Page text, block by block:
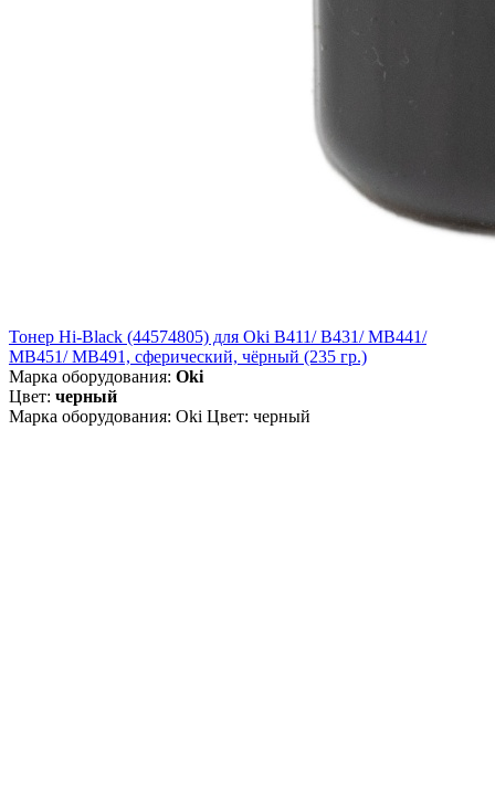
Тонер Hi-Black (44574805) для Oki B411/ B431/ MB441/
MB451/ MB491, сферический, чёрный (235 гр.)
Марка оборудования: Oki
Цвет: черный
Марка оборудования: Oki Цвет: черный